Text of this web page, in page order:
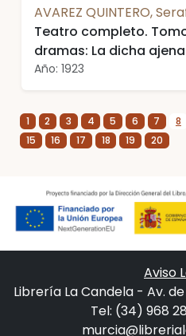
AVAREZ QUINTERO,
Teatro completo.
dramas: La dicha
Mañana del sol
Año: 1923
1 2 3 4 5 6 7 8
15
16 17 18 19 20
Aviso
Librería La Candela - Av.
Tel: (34) 968